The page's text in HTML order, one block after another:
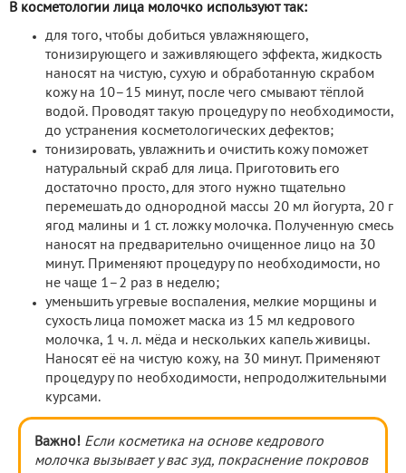
В косметологии лица молочко используют так:
для того, чтобы добиться увлажняющего,
тонизирующего и заживляющего эффекта, жидкость
наносят на чистую, сухую и обработанную скрабом
кожу на 10–15 минут, после чего смывают тёплой
водой. Проводят такую процедуру по необходимости,
до устранения косметологических дефектов;
тонизировать, увлажнить и очистить кожу поможет
натуральный скраб для лица. Приготовить его
достаточно просто, для этого нужно тщательно
перемешать до однородной массы 20 мл йогурта, 20 г
ягод малины и 1 ст. ложку молочка. Полученную смесь
наносят на предварительно очищенное лицо на 30
минут. Применяют процедуру по необходимости, но
не чаще 1–2 раз в неделю;
уменьшить угревые воспаления, мелкие морщины и
сухость лица поможет маска из 15 мл кедрового
молочка, 1 ч. л. мёда и нескольких капель живицы.
Наносят её на чистую кожу, на 30 минут. Применяют
процедуру по необходимости, непродолжительными
курсами.
Важно! Если косметика на основе кедрового
молочка вызывает у вас зуд, покраснение покровов